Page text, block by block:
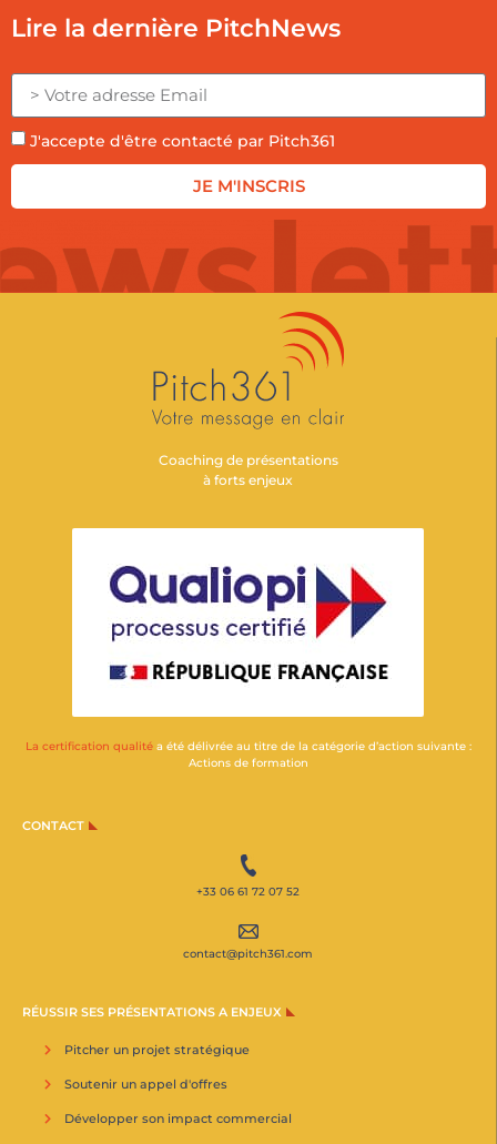
Lire la dernière PitchNews
J'accepte d'être contacté par Pitch361
JE M'INSCRIS
Coaching de présentations
à forts enjeux
La certification qualitéa été délivrée au titre de la catégorie d’action suivante :
Actions de formation
CONTACT
+33 06 61 72 07 52
contact@pitch361.com
RÉUSSIR SES PRÉSENTATIONS A ENJEUX
Pitcher un projet stratégique
Soutenir un appel d'offres
Développer son impact commercial